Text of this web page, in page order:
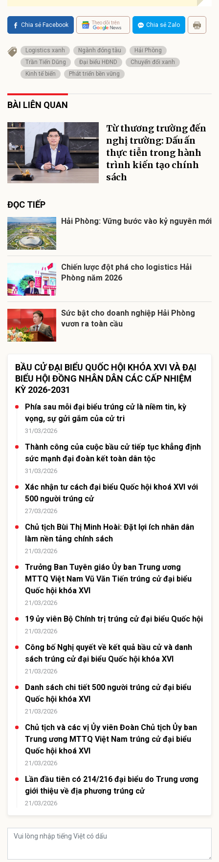
Chia sẻ Facebook Theo dõi trên Chia sẻ Zalo
Logistics xanh Ngành đóng tàu
Hải Phòng
Trần Tiến Dũng
Đại biểu HĐND
Chuyển đổi xanh
Kinh tế biển
Phát triển bền vững
BÀI LIÊN QUAN
Từ thương trường đến
nghị trường: Dấu ấn
thực tiễn trong hành
trình kiến tạo chính
sách
ĐỌC TIẾP
Hải Phòng: Vững bước vào kỷ nguyên mới
Chiến lược đột phá cho logistics Hải
Phòng năm 2026
Sức bật cho doanh nghiệp Hải Phòng
vươn ra toàn cầu
BẦU CỬ ĐẠI BIỂU QUỐC HỘI KHÓA XVI VÀ ĐẠI
BIỂU HỘI ĐỒNG NHÂN DÂN CÁC CẤP NHIỆM
KỲ 2026-2031
Phía sau mỗi đại biểu trúng cử là niềm tin, kỳ
vọng, sự gửi gắm của cử tri
31/03/2026
Thành công của cuộc bầu cử tiếp tục khẳng định
sức mạnh đại đoàn kết toàn dân tộc
31/03/2026
Xác nhận tư cách đại biểu Quốc hội khoá XVI với
500 người trúng cử
27/03/2026
Chủ tịch Bùi Thị Minh Hoài: Đặt lợi ích nhân dân
làm nền tảng chính sách
21/03/2026
Trưởng Ban Tuyên giáo Ủy ban Trung ương
MTTQ Việt Nam Vũ Văn Tiến trúng cử đại biểu
Quốc hội khóa XVI
21/03/2026
19 ủy viên Bộ Chính trị trúng cử đại biểu Quốc hội
21/03/2026
Công bố Nghị quyết về kết quả bầu cử và danh
sách trúng cử đại biểu Quốc hội khóa XVI
21/03/2026
Danh sách chi tiết 500 người trúng cử đại biểu
Quốc hội khóa XVI
21/03/2026
Chủ tịch và các vị Ủy viên Đoàn Chủ tịch Ủy ban
Trung ương MTTQ Việt Nam trúng cử đại biểu
Quốc hội khoá XVI
21/03/2026
Lần đầu tiên có 214/216 đại biểu do Trung ương
giới thiệu về địa phương trúng cử
21/03/2026